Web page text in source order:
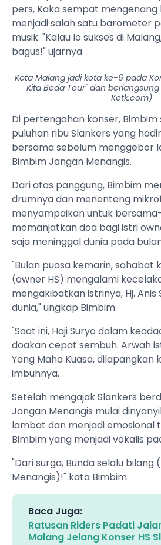
pers, Kaka sempat
menjadi salah satu barometer
musik. "Kalau lo sukses di
bagus!" ujarnya.
Kota Malang jadi kota ke-6 pada
Kita Beda Tour" dan
Ketk.com)
Di pertengahan konser,
puluhan ribu Slankers yang
bersama sebelum menggeber
Bimbim Jangan Menangis.
Dari atas panggung, Bimbim
drumnya dan menenteng
menyampaikan untuk
memanjatkan doa bagi istri
saja meninggal dunia pada
"Bulan puasa kemarin, sahabat
(owner HS) mengalami
mengakibatkan istrinya, Hj.
dunia," ungkap Bimbim.
"Saat ini, Haji Suryo dalam
doakan cepat sembuh. Arwah
Yang Maha Kuasa, dilapangkan
imbuhnya.
Setelah mengajak Slankers
Jangan Menangis mulai
lambat dan menjadi emosional
Bimbim yang menjadi vokalis
"Dari surga, Bunda selalu bilang
Menangis)!" kata Bimbim.
Baca Juga:
Ratusan Riders Padati
Malang Jelang Konser HS